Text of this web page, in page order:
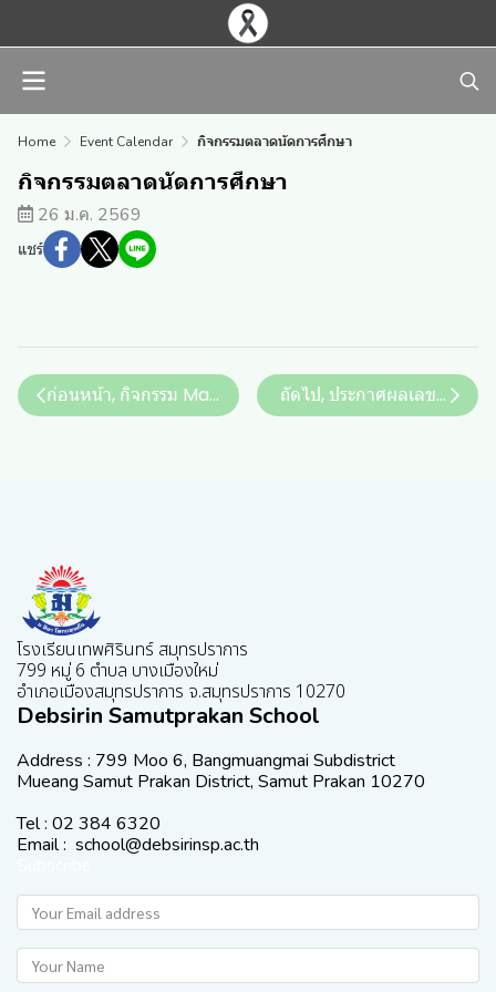
Home Event Calendar กิจกรรมตลาดนัดการศึกษา
กิจกรรมตลาดนัดการศึกษา
26 ม.ค. 2569
แชร์
ก่อนหน้า, กิจกรรม Math Camp ม.5/1-
ถัดไป, ประกาศผลเลขประจ
โรงเรียนเทพศิรินทร์ สมุทรปราการ
799 หมู่ 6 ตำบล บางเมืองใหม่
อำเภอเมืองสมุทรปราการ จ.สมุทรปราการ 10270
Debsirin Samutprakan School
Address : 799 Moo 6, Bangmuangmai Subdistrict
Mueang Samut Prakan District, Samut Prakan 10270
Tel : 02 384 6320
Email : school@debsirinsp.ac.th